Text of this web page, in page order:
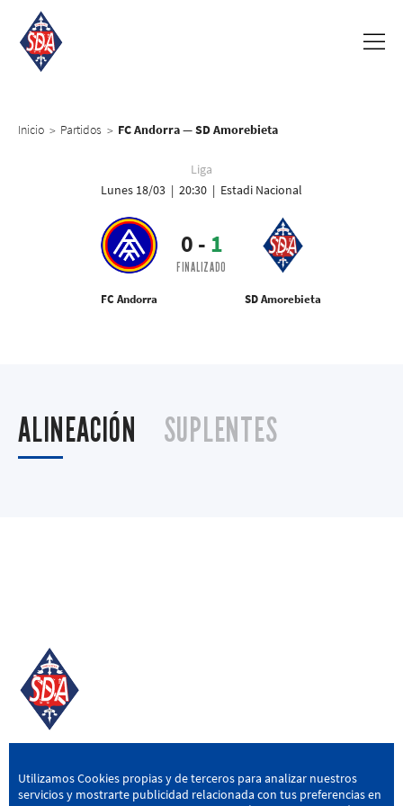
Inicio > Partidos > FC Andorra — SD Amorebieta
Liga
Lunes 18/03 | 20:30 | Estadi Nacional
SD Amorebieta
1
-
0
FINALIZADO
FC Andorra
ALINEACIÓN SUPLENTES
SD AMOREBIETA
Utilizamos Cookies propias y de terceros para analizar nuestros
servicios y mostrarte publicidad relacionada con tus preferencias en